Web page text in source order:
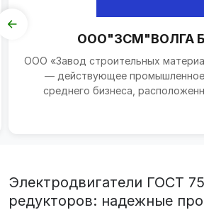
ООО"ЗСМ"ВОЛГА
ООО «Завод строительных
— действующее
среднего бизнеса,
Электродвигатели ГОСТ
редукторов: надежные